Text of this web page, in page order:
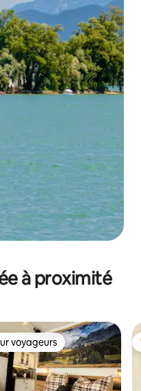
et en faisant glisser.
à proximité
voyageurs les plus appréciés
voyageurs